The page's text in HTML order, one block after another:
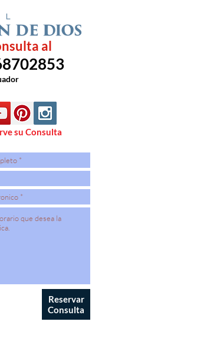
al
su Consulta
Reservar
Consulta